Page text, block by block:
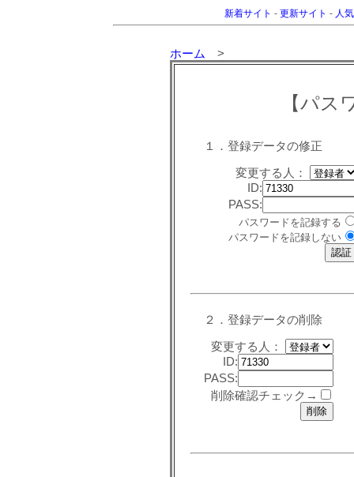
新着サイト - 更新サイト - 人
ホーム >
【パス
１．登録データの修正
変更する人：
ID:
PASS:
パスワードを記録する
パスワードを記録しない
２．登録データの削除
変更する人：
ID:
PASS:
削除確認チェック→